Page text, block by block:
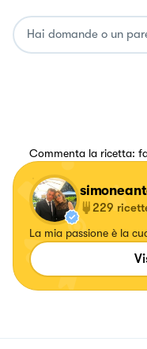
Commenta la ricetta:
229
La mia passione è la